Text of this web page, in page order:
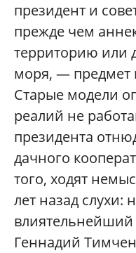
президент и
прежде чем
территорию или
моря, — предмет
Старые модели
реалий не
президента
дачного
того, ходят
лет назад слухи:
влиятельнейший
Геннадий